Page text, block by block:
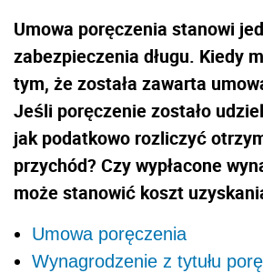
Umowa poręczenia stanowi
zabezpieczenia długu. Kiedy
tym, że została zawarta
Jeśli poręczenie zostało
jak podatkowo rozliczyć
przychód? Czy wypłacone
może stanowić koszt
Umowa poręczenia
Wynagrodzenie z tytułu